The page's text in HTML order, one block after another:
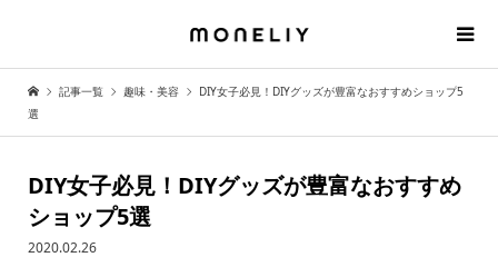
記事一覧 趣味・美容
DIY女子必見！DIYグッズが豊富なおすすめショップ5
選
DIY女子必見！DIYグッズが豊富なおすすめ
ショップ5選
2020.02.26